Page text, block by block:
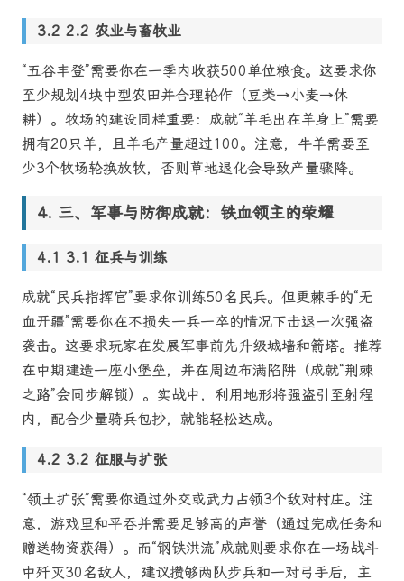
2.2 农业与畜牧业
“五谷丰登”需要你在一季内收获500单位粮食。这要求你
至少规划4块中型农田并合理轮作（豆类→小麦→休
耕）。牧场的建设同样重要：成就“羊毛出在羊身上”需要
拥有20只羊，且羊毛产量超过100。注意，牛羊需要至
少3个牧场轮换放牧，否则草地退化会导致产量骤降。
三、军事与防御成就：铁血领主的荣耀
3.1 征兵与训练
成就“民兵指挥官”要求你训练50名民兵。但更棘手的“无
血开疆”需要你在不损失一兵一卒的情况下击退一次强盗
袭击。这要求玩家在发展军事前先升级城墙和箭塔。推荐
在中期建造一座小堡垒，并在周边布满陷阱（成就“荆棘
之路”会同步解锁）。实战中，利用地形将强盗引至射程
内，配合少量骑兵包抄，就能轻松达成。
3.2 征服与扩张
“领土扩张”需要你通过外交或武力占领3个敌对村庄。注
意，游戏里和平吞并需要足够高的声誉（通过完成任务和
赠送物资获得）。而“钢铁洪流”成就则要求你在一场战斗
中歼灭30名敌人，建议攒够两队步兵和一对弓手后，主